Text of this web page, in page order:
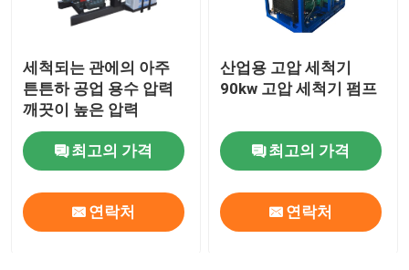
세척되는 관에의 아주
튼튼하 공업 용수 압력
깨끗이 높은 압력
최고의 가격
연락처
산업용 고압 세척기
90kw 고압 세척기 펌프
최고의 가격
연락처